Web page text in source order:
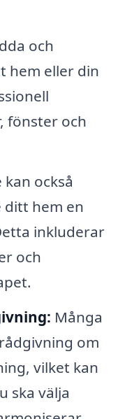
och
hem eller din
fönster och
kan också
ditt hem en
inkluderar
och
Många
om
vilket kan
ska välja